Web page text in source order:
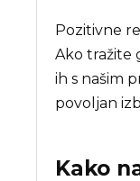
Pozitivne
Ako tražite
ih s našim
povoljan
Kako